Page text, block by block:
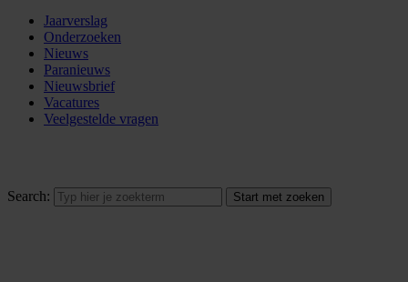
Jaarverslag
Onderzoeken
Nieuws
Paranieuws
Nieuwsbrief
Vacatures
Veelgestelde vragen
Search: